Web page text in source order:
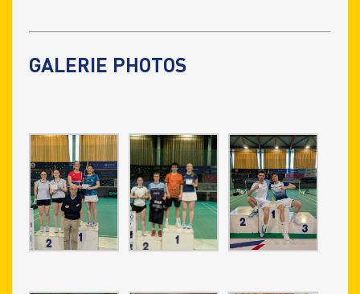
GALERIE PHOTOS